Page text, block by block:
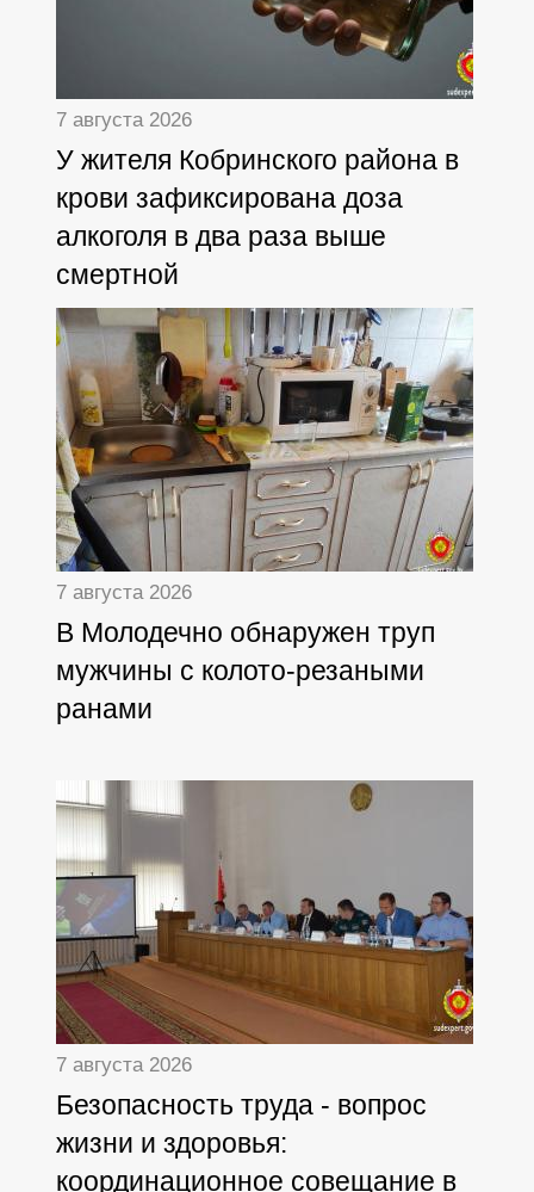
7 августа 2026
У жителя Кобринского района в
крови зафиксирована доза
алкоголя в два раза выше
смертной
7 августа 2026
В Молодечно обнаружен труп
мужчины с колото-резаными
ранами
7 августа 2026
Безопасность труда - вопрос
жизни и здоровья:
координационное совещание в